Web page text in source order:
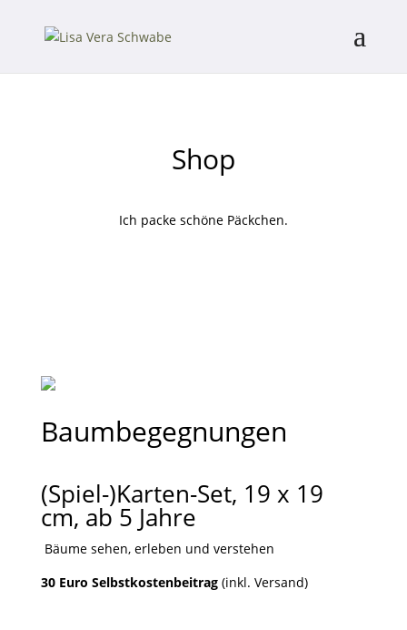
Shop
Ich packe schöne Päckchen.
Baumbegegnungen
(Spiel-)Karten-Set, 19 x 19
cm, ab 5 Jahre
Bäume sehen, erleben und verstehen
30 Euro Selbstkostenbeitrag(inkl. Versand)